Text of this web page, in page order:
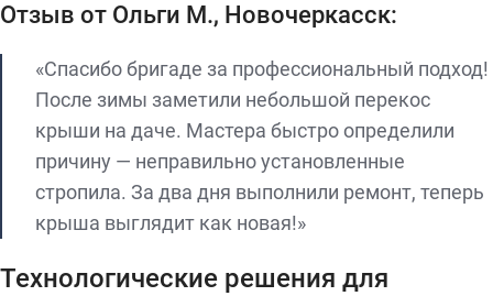
Отзыв от Ольги М., Новочеркасск:
«Спасибо бригаде за профессиональный подход!
После зимы заметили небольшой перекос
крыши на даче. Мастера быстро определили
причину — неправильно установленные
стропила. За два дня выполнили ремонт, теперь
крыша выглядит как новая!»
Технологические решения для